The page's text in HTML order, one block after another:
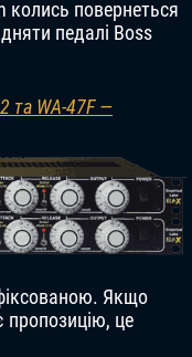
колись повернеться
педалі Boss
та WA-47F —
Якщо
пропозицію, це